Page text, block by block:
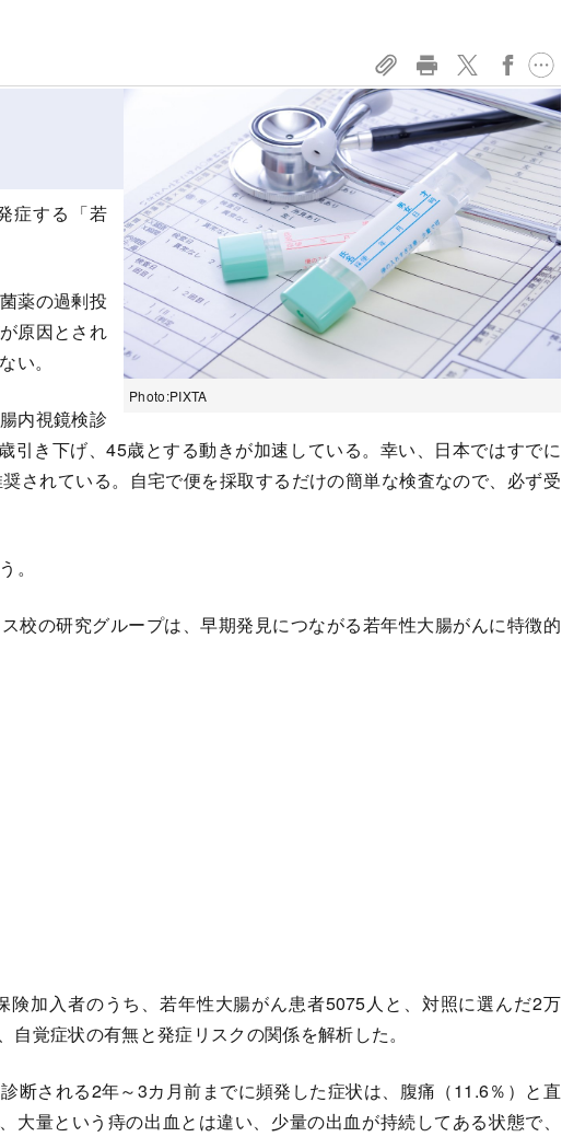
Photo:PIXTA
症する「若
薬の過剰投
原因とされ
い。
内視鏡検診
引き下げ、45歳とする動きが加速している。幸い、日本ではすでに
されている。自宅で便を採取するだけの簡単な検査なので、必ず受
。
校の研究グループは、早期発見につながる若年性大腸がんに特徴的
加入者のうち、若年性大腸がん患者5075人と、対照に選んだ2万
覚症状の有無と発症リスクの関係を解析した。
断される2年～3カ月前までに頻発した症状は、腹痛（11.6％）と直
大量という痔の出血とは違い、少量の出血が持続してある状態で、